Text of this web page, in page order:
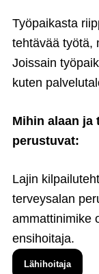
Työpaikasta
tehtävää työtä,
Joissain
kuten
Mihin alaan
perustuvat:
Lajin
terveysalan
ammattinimike
ensihoitaja.
Lähihoitaja